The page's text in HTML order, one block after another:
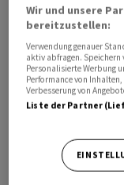
verkündete den
Bundesrat Guy
MicrosoftSchweiz.
Im Rahmen der
Kooperationen in
zum Beispiel mit
Schweizer
Microsoft die
Wir und unsere
bereitzustellen:
Verwendung genauer
aktiv abfragen.
Personalisierte Werbung
Performance von
Verbesserung von
Liste der Partner